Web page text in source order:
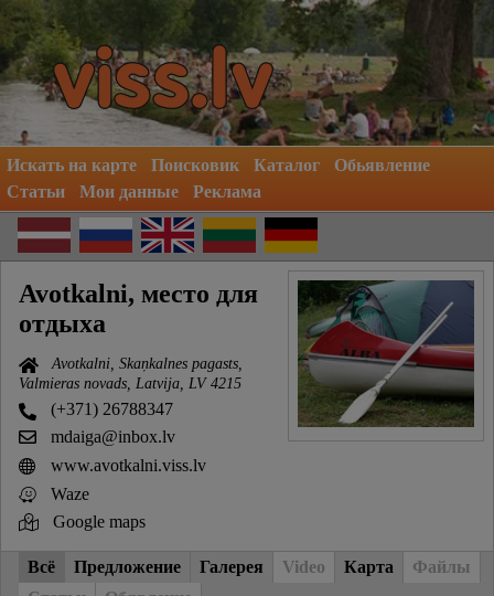
Искать на карте Поисковик Каталог
Обьявление
Статьи
Мои данные Реклама
Avotkalni, место для
отдыха
Avotkalni, Skaņkalnes pagasts,
Valmieras novads, Latvija, LV 4215
(+371) 26788347
mdaiga@inbox.lv
www.avotkalni.viss.lv
Waze
Google maps
Всё Предложение Галерея Video Карта
Файлы